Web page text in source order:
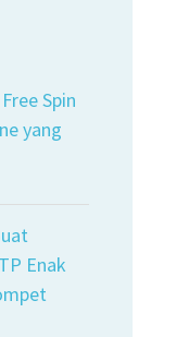
Spin
yang
Enak